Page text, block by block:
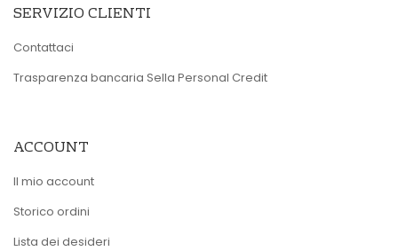
SERVIZIO CLIENTI
Contattaci
Trasparenza bancaria Sella Personal Credit
ACCOUNT
Il mio account
Storico ordini
Lista dei desideri